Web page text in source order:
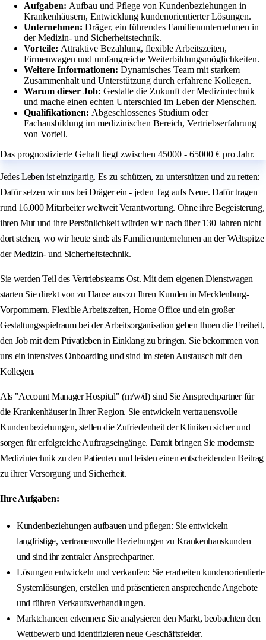
Aufgaben: Aufbau und Pflege von Kundenbeziehungen in
Krankenhäusern, Entwicklung kundenorientierter Lösungen.
Unternehmen: Dräger, ein führendes Familienunternehmen in
der Medizin- und Sicherheitstechnik.
Vorteile: Attraktive Bezahlung, flexible Arbeitszeiten,
Firmenwagen und umfangreiche Weiterbildungsmöglichkeiten.
Weitere Informationen: Dynamisches Team mit starkem
Zusammenhalt und Unterstützung durch erfahrene Kollegen.
Warum dieser Job: Gestalte die Zukunft der Medizintechnik
und mache einen echten Unterschied im Leben der Menschen.
Qualifikationen: Abgeschlossenes Studium oder
Fachausbildung im medizinischen Bereich, Vertriebserfahrung
von Vorteil.
Das prognostizierte Gehalt liegt zwischen 45000 - 65000 € pro Jahr.
Jedes Leben ist einzigartig. Es zu schützen, zu unterstützen und zu retten:
Dafür setzen wir uns bei Dräger ein - jeden Tag aufs Neue. Dafür tragen
rund 16.000 Mitarbeiter weltweit Verantwortung. Ohne ihre Begeisterung,
ihren Mut und ihre Persönlichkeit würden wir nach über 130 Jahren nicht
dort stehen, wo wir heute sind: als Familienunternehmen an der Weltspitze
der Medizin- und Sicherheitstechnik.
Sie werden Teil des Vertriebsteams Ost. Mit dem eigenen Dienstwagen
starten Sie direkt von zu Hause aus zu Ihren Kunden in Mecklenburg-
Vorpommern. Flexible Arbeitszeiten, Home Office und ein großer
Gestaltungsspielraum bei der Arbeitsorganisation geben Ihnen die Freiheit,
den Job mit dem Privatleben in Einklang zu bringen. Sie bekommen von
uns ein intensives Onboarding und sind im steten Austausch mit den
Kollegen.
Als "Account Manager Hospital" (m/w/d) sind Sie Ansprechpartner für
die Krankenhäuser in Ihrer Region. Sie entwickeln vertrauensvolle
Kundenbeziehungen, stellen die Zufriedenheit der Kliniken sicher und
sorgen für erfolgreiche Auftragseingänge. Damit bringen Sie modernste
Medizintechnik zu den Patienten und leisten einen entscheidenden Beitrag
zu ihrer Versorgung und Sicherheit.
Ihre Aufgaben:
Kundenbeziehungen aufbauen und pflegen: Sie entwickeln
langfristige, vertrauensvolle Beziehungen zu Krankenhauskunden
und sind ihr zentraler Ansprechpartner.
Lösungen entwickeln und verkaufen: Sie erarbeiten kundenorientierte
Systemlösungen, erstellen und präsentieren ansprechende Angebote
und führen Verkaufsverhandlungen.
Marktchancen erkennen: Sie analysieren den Markt, beobachten den
Wettbewerb und identifizieren neue Geschäftsfelder.